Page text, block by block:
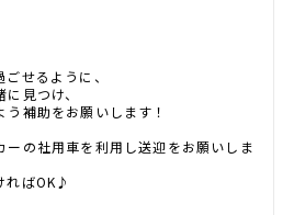
せるように、
見つけ、
補助をお願いします！
の社用車を利用し送迎をお願いしま
ればOK♪